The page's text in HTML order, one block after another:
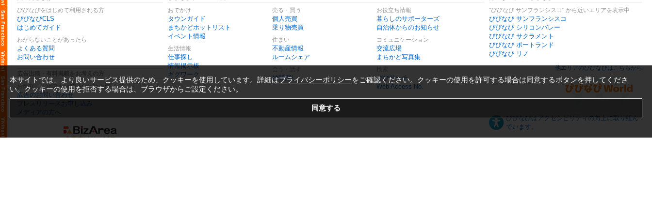
びびなびをはじめて利用される方
びびなびCLS
はじめてガイド
わからないことがあったら
よくある質問
お問い合わせ
お気軽にご相談・お問い合わせ下さい
広告のお問い合わせ
プレスリリースお申し込み
メディアの方へ
おでかけ
タウンガイド
まちかどホットリスト
イベント情報
生活情報
仕事探し
情報掲示板
ギグワーク
売る・買う
個人売買
乗り物売買
住まい
不動産情報
ルームシェア
仲間探し
お役立ち情報
暮らしのサポーターズ
自治体からのお知らせ
コミュニケーション
交流広場
まちかど写真集
びびサーチ
Web Access No.
"びびなび サンフランシスコ" から近いエリアを表示中
びびなび サンフランシスコ
びびなび シリコンバレー
びびなび サクラメント
びびなび ポートランド
びびなび リノ
他エリアのびびなびはこちらから
びびなびはアクセシビリティの向上に取り組ん
でいます。
本サイトでは、より良いサービス提供のため、クッキーを使用しています。詳細はプライバシーポリシーをご確認ください。クッキーの使用を許可する場合は同意するボタンを押してくださ
い。クッキーの使用を拒否する場合は、ブラウザからご設定ください。